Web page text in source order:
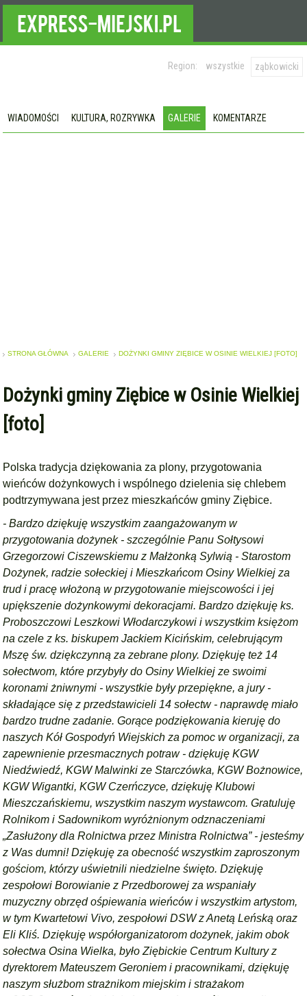
Region: wszystkie ząbkowicki
WIADOMOŚCI KULTURA, ROZRYWKA GALERIE KOMENTARZE
STRONA GŁÓWNA GALERIE DOŻYNKI GMINY ZIĘBICE W OSINIE WIELKIEJ [FOTO]
Dożynki gminy Ziębice w Osinie Wielkiej
[foto]
Polska tradycja dziękowania za plony, przygotowania
wieńców dożynkowych i wspólnego dzielenia się chlebem
podtrzymywana jest przez mieszkańców gminy Ziębice.
- Bardzo dziękuję wszystkim zaangażowanym w
przygotowania dożynek - szczególnie Panu Sołtysowi
Grzegorzowi Ciszewskiemu z Małżonką Sylwią - Starostom
Dożynek, radzie sołeckiej i Mieszkańcom Osiny Wielkiej za
trud i pracę włożoną w przygotowanie miejscowości i jej
upiększenie dożynkowymi dekoracjami. Bardzo dziękuję ks.
Proboszczowi Leszkowi Włodarczykowi i wszystkim księżom
na czele z ks. biskupem Jackiem Kicińskim, celebrującym
Mszę św. dziękczynną za zebrane plony. Dziękuję też 14
sołectwom, które przybyły do Osiny Wielkiej ze swoimi
koronami żniwnymi - wszystkie były przepiękne, a jury -
składające się z przedstawicieli 14 sołectw - naprawdę miało
bardzo trudne zadanie. Gorące podziękowania kieruję do
naszych Kół Gospodyń Wiejskich za pomoc w organizacji, za
zapewnienie przesmacznych potraw - dziękuję KGW
Niedźwiedź, KGW Malwinki ze Starczówka, KGW Bożnowice,
KGW Wigantki, KGW Czerńczyce, dziękuję Klubowi
Mieszczańskiemu, wszystkim naszym wystawcom. Gratuluję
Rolnikom i Sadownikom wyróżnionym odznaczeniami
„Zasłużony dla Rolnictwa przez Ministra Rolnictwa” - jesteśmy
z Was dumni! Dziękuję za obecność wszystkim zaproszonym
gościom, którzy uświetnili niedzielne święto. Dziękuję
zespołowi Borowianie z Przedborowej za wspaniały
muzyczny obrzęd ośpiewania wieńców i wszystkim artystom,
w tym Kwartetowi Vivo, zespołowi DSW z Anetą Leńską oraz
Eli Kliś. Dziękuję współorganizatorom dożynek, jakim obok
sołectwa Osina Wielka, było Ziębickie Centrum Kultury z
dyrektorem Mateuszem Geroniem i pracownikami, dziękuję
naszym służbom strażnikom miejskim i strażakom